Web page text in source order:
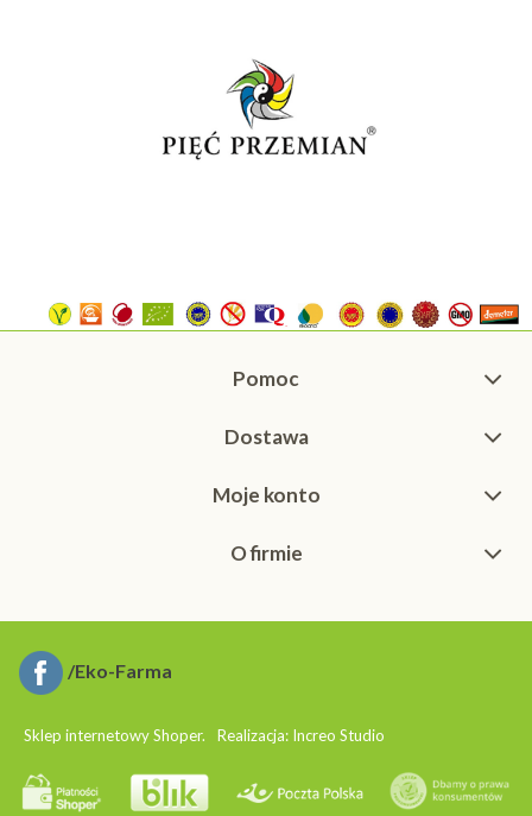
Pomoc
Dostawa
Moje konto
O firmie
/Eko-Farma
Sklep internetowy Shoper. Realizacja: Increo Studio